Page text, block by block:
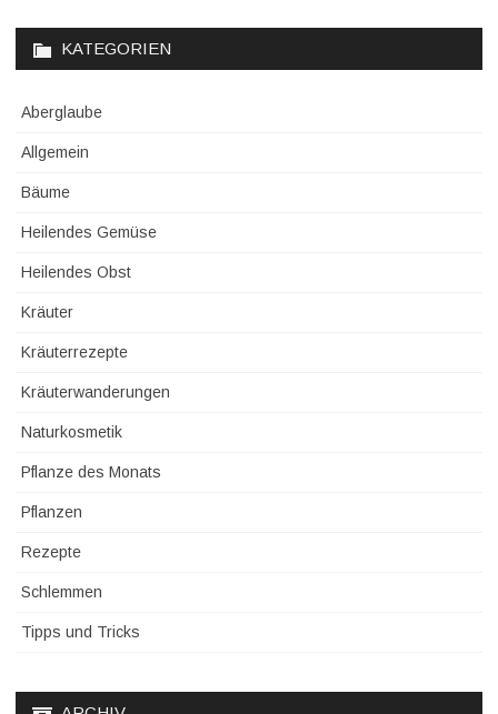
KATEGORIEN
Aberglaube
Allgemein
Bäume
Heilendes Gemüse
Heilendes Obst
Kräuter
Kräuterrezepte
Kräuterwanderungen
Naturkosmetik
Pflanze des Monats
Pflanzen
Rezepte
Schlemmen
Tipps und Tricks